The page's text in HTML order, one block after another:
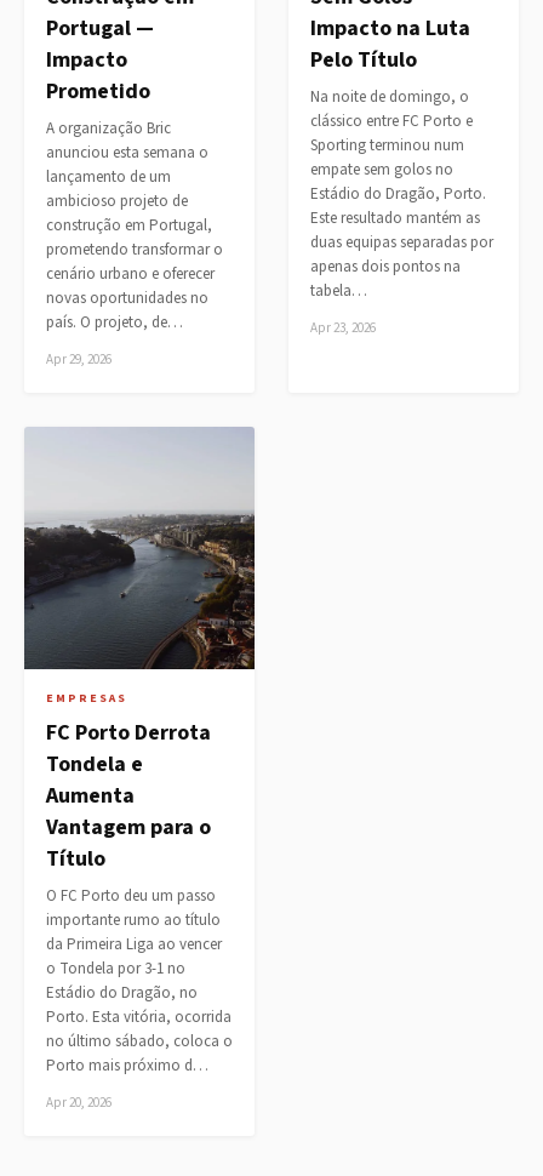
Portugal —
Impacto
Prometido
A organização Bric
anunciou esta semana o
lançamento de um
ambicioso projeto de
construção em Portugal,
prometendo transformar o
cenário urbano e oferecer
novas oportunidades no
país. O projeto, de…
Apr 29, 2026
Impacto na Luta
Pelo Título
Na noite de domingo, o
clássico entre FC Porto e
Sporting terminou num
empate sem golos no
Estádio do Dragão, Porto.
Este resultado mantém as
duas equipas separadas por
apenas dois pontos na
tabela…
Apr 23, 2026
EMPRESAS
FC Porto Derrota
Tondela e
Aumenta
Vantagem para o
Título
O FC Porto deu um passo
importante rumo ao título
da Primeira Liga ao vencer
o Tondela por 3-1 no
Estádio do Dragão, no
Porto. Esta vitória, ocorrida
no último sábado, coloca o
Porto mais próximo d…
Apr 20, 2026